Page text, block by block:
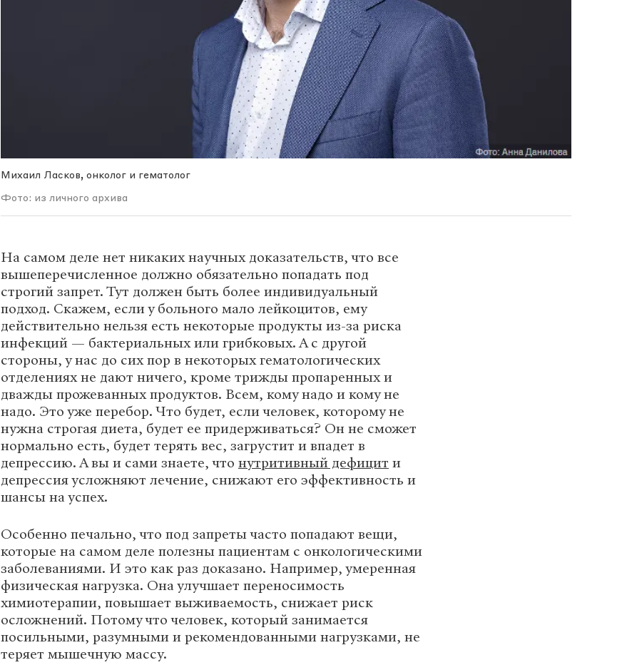
Михаил Ласков, онколог и гематолог
Фото: из личного архива
На самом деле нет никаких научных доказательств, что все
вышеперечисленное должно обязательно попадать под
строгий запрет. Тут должен быть более индивидуальный
подход. Скажем, если у больного мало лейкоцитов, ему
действительно нельзя есть некоторые продукты из-за риска
инфекций — бактериальных или грибковых. А с другой
стороны, у нас до сих пор в некоторых гематологических
отделениях не дают ничего, кроме трижды пропаренных и
дважды прожеванных продуктов. Всем, кому надо и кому не
надо. Это уже перебор. Что будет, если человек, которому не
нужна строгая диета, будет ее придерживаться? Он не сможет
нормально есть, будет терять вес, загрустит и впадет в
депрессию. А вы и сами знаете, что нутритивный дефицит и
депрессия усложняют лечение, снижают его эффективность и
шансы на успех.
Особенно печально, что под запреты часто попадают вещи,
которые на самом деле полезны пациентам с онкологическими
заболеваниями. И это как раз доказано. Например, умеренная
физическая нагрузка. Она улучшает переносимость
химиотерапии, повышает выживаемость, снижает риск
осложнений. Потому что человек, который занимается
посильными, разумными и рекомендованными нагрузками, не
теряет мышечную массу.